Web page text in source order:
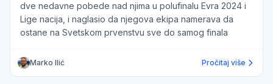
dve nedavne pobede nad njima u polufinalu Evra 2024 i
Lige nacija, i naglasio da njegova ekipa namerava da
ostane na Svetskom prvenstvu sve do samog finala
Marko Ilić Pročitaj više